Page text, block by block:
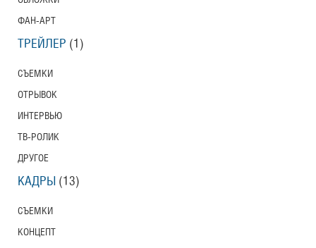
ФАН-АРТ
ТРЕЙЛЕР (1)
СЪЕМКИ
ОТРЫВОК
ИНТЕРВЬЮ
ТВ-РОЛИК
ДРУГОЕ
КАДРЫ (13)
СЪЕМКИ
КОНЦЕПТ